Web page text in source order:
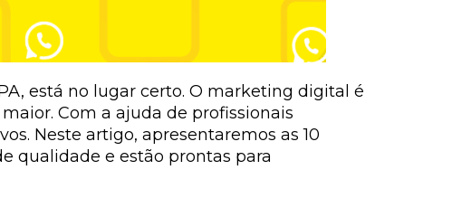
está no lugar certo. O marketing digital é
Com a ajuda de profissionais
Neste artigo, apresentaremos as 10
qualidade e estão prontas para